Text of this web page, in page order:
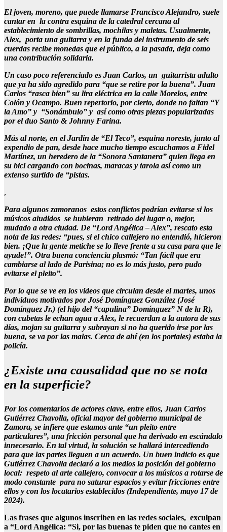
El joven, moreno, que puede llamarse Francisco Alejandro, suele
cantar en la contra esquina de la catedral cercana al
establecimiento de sombrillas, mochilas y maletas. Usualmente,
Alex, porta una guitarra y en la funda del instrumento de seis
cuerdas recibe monedas que el público, a la pasada, deja como
una contribución solidaria.
Un caso poco referenciado es Juan Carlos, un guitarrista adulto
que ya ha sido agredido para “que se retire por la buena”. Juan
Carlos “rasca bien” su lira eléctrica en la calle Morelos, entre
Colón y Ocampo. Buen repertorio, por cierto, donde no faltan “Y
la Amo” y “Sonámbulo” y así como otras piezas popularizadas
por el duo Santo & Johnny Farina.
Más al norte, en el Jardín de “El Teco”, esquina noreste, junto al
expendio de pan, desde hace mucho tiempo escuchamos a Fidel
Martínez, un heredero de la “Sonora Santanera” quien llega en
su bici cargando con bocinas, maracas y tarola así como un
extenso surtido de “pistas.
,
Para algunos zamoranos estos conflictos podrían evitarse si los
músicos aludidos se hubieran retirado del lugar o, mejor,
mudado a otra ciudad. De “Lord Angélica – Alex”, rescato esta
nota de las redes: “pues, si el chico callejero no entendió, hicieron
bien. ¡Que la gente metiche se lo lleve frente a su casa para que le
ayude!”. Otra buena conciencia plasmó: “Tan fácil que era
cambiarse al lado de Parisina; no es lo más justo, pero pudo
evitarse el pleito”.
Por lo que se ve en los videos que circulan desde el martes, unos
individuos motivados por José Domínguez González (José
Domínguez Jr.) (el hijo del “capulina” Domínguez” N de la R),
con cubetas le echan agua a Alex, le recuerdan a la autora de sus
días, mojan su guitarra y subrayan si no ha querido irse por las
buena, se va por las malas. Cerca de ahí (en los portales) estaba la
policía.
¿Existe una causalidad que no se nota
en la superficie?
Por los comentarios de actores clave, entre ellos, Juan Carlos
Gutiérrez Chavolla, oficial mayor del gobierno municipal de
Zamora, se infiere que estamos ante “un pleito entre
particulares”, una fricción personal que ha derivado en escándalo
innecesario. En tal virtud, la solución se hallará intercediendo
para que las partes lleguen a un acuerdo. Un buen indicio es que
Gutiérrez Chavolla declaró a los medios la posición del gobierno
local: respeto al arte callejero, convocar a los músicos a rotarse de
modo constante para no saturar espacios y evitar fricciones entre
ellos y con los locatarios establecidos (Independiente, mayo 17 de
2024).
Las frases que algunos inscriben en las redes sociales, exculpan
a “Lord Angélica: “Si, por las buenas te piden que no cantes en